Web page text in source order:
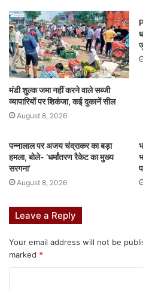
b
o
o
k
A
p
p
dI
n
e
n
g
मंडी शुल्क जमा नहीं करने वाले सब्जी
व्यापारियों पर शिकंजा, कई दुकानें सील
August 8, 2026
पन्नालाल पर अजय चंद्राकर का बड़ा
हमला, बोले- ‘धर्मांतरण रैकेट का मुख्य
सरगना’
August 8, 2026
Leave a Reply
Your email address will not be
marked *